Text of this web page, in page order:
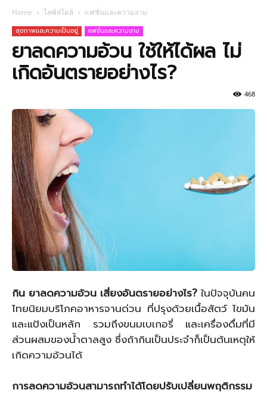
Home ไลฟ์สไตล์ แฟชั่นและความงาม
สุขภาพและความเป็นอยู่ แฟชั่นและความงาม
ยาลดความอ้วน ใช้ให้ได้ผล ไม่
เกิดอันตรายอย่างไร?
468
กิน ยาลดความอ้วน เสี่ยงอันตรายอย่างไร?ในปัจจุบันคน
ไทยนิยมบริโภคอาหารจานด่วน ที่ปรุงด้วยเนื้อสัตว์ ไขมัน
และแป้งเป็นหลัก รวมถึงขนมเบเกอรี่ และเครื่องดื่มที่มี
ส่วนผสมของน้ำตาลสูง ซึ่งถ้ากินเป็นประจำก็เป็นต้นเหตุให้
เกิดความอ้วนได้
การลดความอ้วนสามารถทำได้โดยปรับเปลี่ยนพฤติกรรม